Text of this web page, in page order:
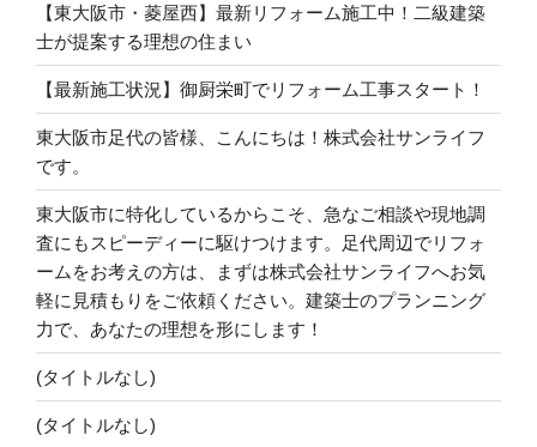
【東大阪市・菱屋西】最新リフォーム施工中！二級建築
士が提案する理想の住まい
【最新施工状況】御厨栄町でリフォーム工事スタート！
東大阪市足代の皆様、こんにちは！株式会社サンライフ
です。
東大阪市に特化しているからこそ、急なご相談や現地調
査にもスピーディーに駆けつけます。足代周辺でリフォ
ームをお考えの方は、まずは株式会社サンライフへお気
軽に見積もりをご依頼ください。建築士のプランニング
力で、あなたの理想を形にします！
(タイトルなし)
(タイトルなし)